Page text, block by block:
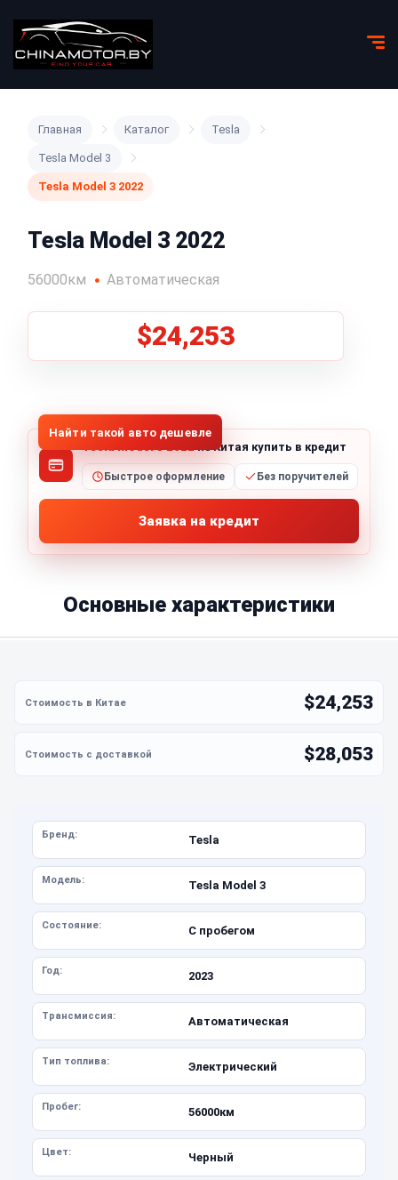
Главная Каталог Tesla
Tesla Model 3
Tesla Model 3 2022
Tesla Model 3 2022
56000км Автоматическая
$24,253
Найти такой авто дешевле
Tesla Model 3 2022из Китая купить в кредит
Быстрое оформление Без поручителей
Заявка на кредит
Основные характеристики
$24,253
$28,053
Бренд: Tesla
Модель: Tesla Model 3
Состояние: С пробегом
Год: 2023
Трансмиссия: Автоматическая
Тип топлива: Электрический
Пробег: 56000км
Цвет: Черный